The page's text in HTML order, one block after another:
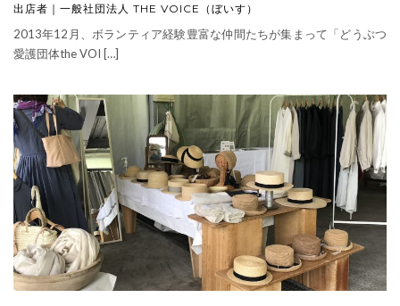
出店者｜一般社団法人 THE VOICE（ぼいす）
2013年12月、ボランティア経験豊富な仲間たちが集まって「どうぶつ
愛護団体the VOI […]